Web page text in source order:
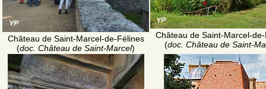
Château de Saint-Marcel-de-Félines
(doc. Château de Saint-Marcel)
Château de Saint-Marcel-
(doc. Château de Saint-